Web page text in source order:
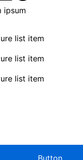
ipsum
list item
list item
list item
Button